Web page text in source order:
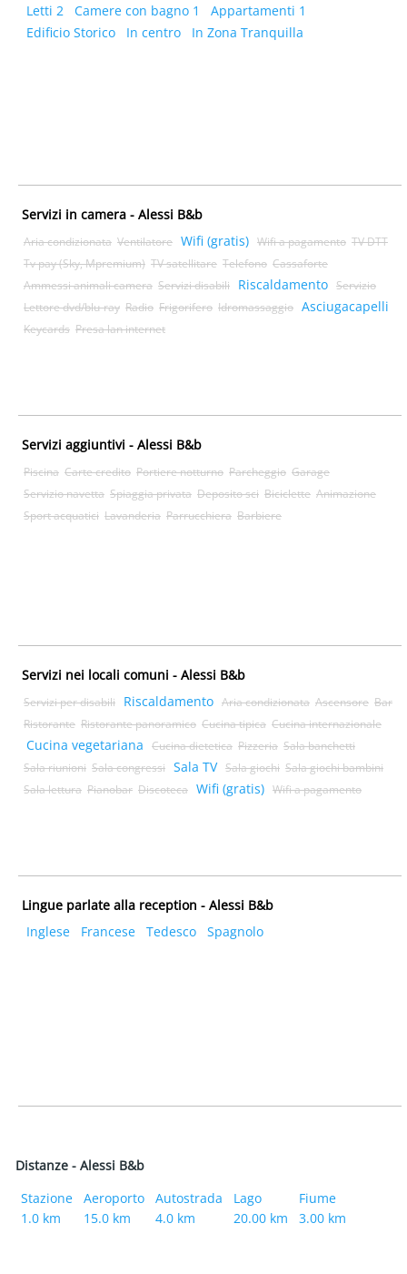
Letti 2
Camere con bagno 1
Appartamenti 1
Edificio Storico
In centro In Zona Tranquilla
Servizi in camera - Alessi B&b
Aria condizionata Ventilatore Wifi (gratis) Wifi a pagamento TV DTT
Tv pay (Sky, Mpremium) TV satellitare Telefono Cassaforte
Ammessi animali camera Servizi disabili Riscaldamento Servizio
Lettore dvd/blu-ray Radio Frigorifero Idromassaggio Asciugacapelli
Keycards Presa lan internet
Servizi aggiuntivi - Alessi B&b
Piscina Carte credito Portiere notturno Parcheggio Garage
Servizio navetta Spiaggia privata Deposito sci Biciclette Animazione
Sport acquatici Lavanderia Parrucchiera Barbiere
Servizi nei locali comuni - Alessi B&b
Servizi per disabili Riscaldamento Aria condizionata Ascensore Bar
Ristorante Ristorante panoramico Cucina tipica Cucina internazionale
Cucina vegetariana Cucina dietetica Pizzeria Sala banchetti
Sala riunioni Sala congressi Sala TV Sala giochi Sala giochi bambini
Sala lettura Pianobar Discoteca Wifi (gratis) Wifi a pagamento
Lingue parlate alla reception - Alessi B&b
Inglese
Francese Tedesco Spagnolo
Distanze - Alessi B&b
Stazione
1.0 km
Aeroporto
15.0 km
Autostrada
4.0 km
Lago
20.00 km
Fiume
3.00 km